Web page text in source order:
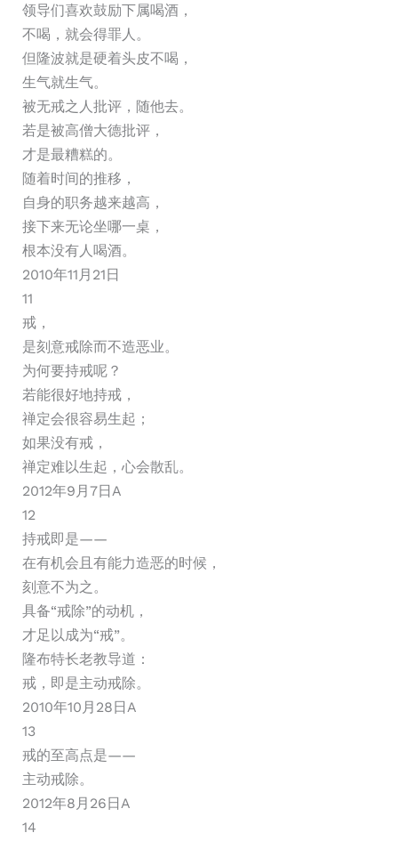
领导们喜欢鼓励下属喝酒，
不喝，就会得罪人。
但隆波就是硬着头皮不喝，
生气就生气。
被无戒之人批评，随他去。
若是被高僧大德批评，
才是最糟糕的。
随着时间的推移，
自身的职务越来越高，
接下来无论坐哪一桌，
根本没有人喝酒。
2010年11月21日
11
戒，
是刻意戒除而不造恶业。
为何要持戒呢？
若能很好地持戒，
禅定会很容易生起；
如果没有戒，
禅定难以生起，心会散乱。
2012年9月7日A
12
持戒即是——
在有机会且有能力造恶的时候，
刻意不为之。
具备“戒除”的动机，
才足以成为“戒”。
隆布特长老教导道：
戒，即是主动戒除。
2010年10月28日A
13
戒的至高点是——
主动戒除。
2012年8月26日A
14